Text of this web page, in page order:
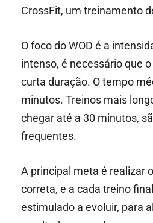
CrossFit, um treinamento
O foco do WOD é a
intenso, é necessário que
curta duração. O tempo
minutos. Treinos mais
chegar até a 30 minutos,
frequentes.
A principal meta é realizar
correta, e a cada treino
estimulado a evoluir, para